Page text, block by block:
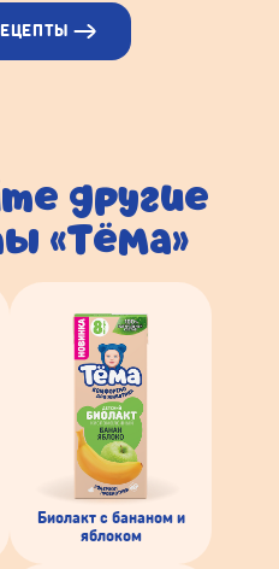
другие
«Тёма»
Биолакт с бананом и
яблоком